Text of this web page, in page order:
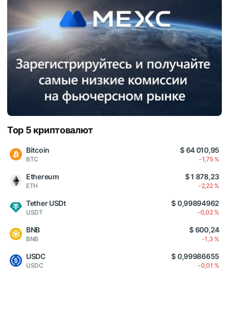
Top 5 криптовалют
Bitcoin
BTC
$ 64 010,95
-1,75 %
Ethereum
ETH
$ 1 878,23
-2,22 %
Tether USDt
USDT
$ 0,99894962
-0,02 %
BNB
BNB
$ 600,24
-1,3 %
USDC
USDC
$ 0,99986655
-0,01 %